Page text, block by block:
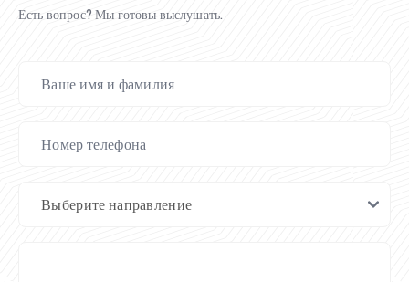
Есть вопрос? Мы готовы выслушать.